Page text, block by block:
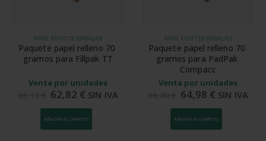
PAPEL KRAFT DE EMBALAJE
Paquete papel relleno 70
gramos para Fillpak TT
Venta por unidades
62,82 € SIN IVA
AÑADIR AL CARRITO
PAPEL KRAFT DE EMBALAJE
Paquete papel relleno 70
gramos para PadPak
Compacc
Venta por unidades
64,98 € SIN IVA
AÑADIR AL CARRITO